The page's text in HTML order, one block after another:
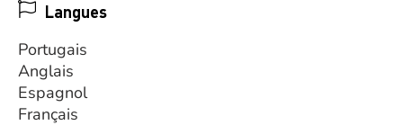
Langues
Portugais
Anglais
Espagnol
Français